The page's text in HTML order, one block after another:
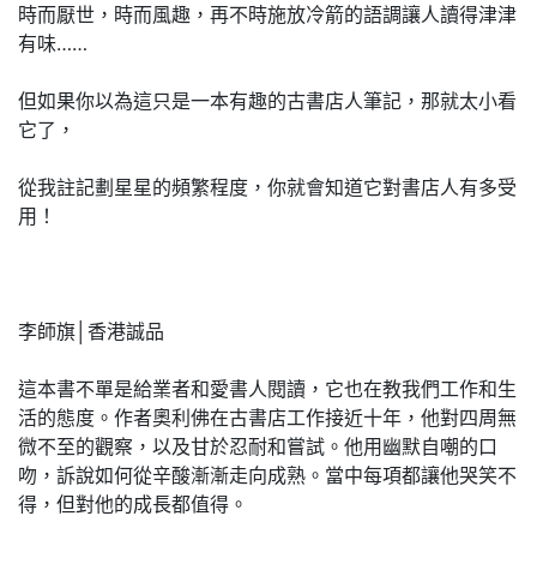
時而厭世，時而風趣，再不時施放冷箭的語調讓人讀得津津
有味……
但如果你以為這只是一本有趣的古書店人筆記，那就太小看
它了，
從我註記劃星星的頻繁程度，你就會知道它對書店人有多受
用！
李師旗│香港誠品
這本書不單是給業者和愛書人閱讀，它也在教我們工作和生
活的態度。作者奧利佛在古書店工作接近十年，他對四周無
微不至的觀察，以及甘於忍耐和嘗試。他用幽默自嘲的口
吻，訴說如何從辛酸漸漸走向成熟。當中每項都讓他哭笑不
得，但對他的成長都值得。